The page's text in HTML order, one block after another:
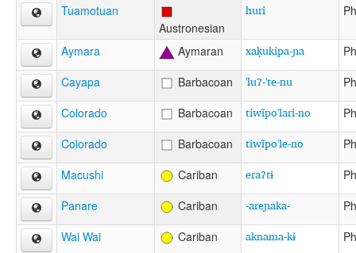
Tuamotuan
Austronesian
huri
Aymara Aymaran xaḳukipa-ɲa
Cayapa
Barbacoan 'luʔ-'te-nu
Colorado
Barbacoan tiwĩpo'lari-no
Colorado
Barbacoan tiwĩpo'le-no
Macushi
Cariban eraʔtɨ
Panare
Cariban -areɲaka-
Wai Wai
Cariban aknama-kɨ